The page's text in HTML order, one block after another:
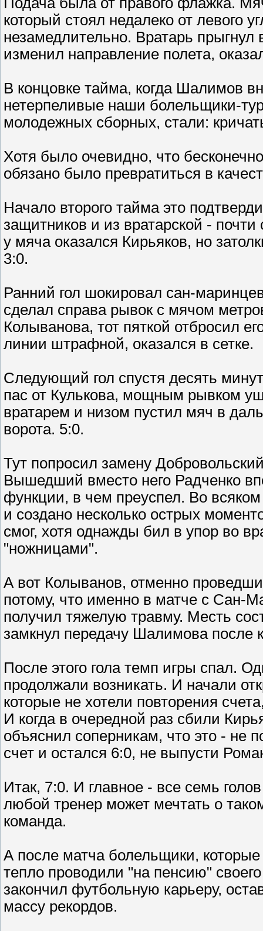
который стоял недалеко от левого
незамедлительно. Вратарь
изменил направление полета,
В концовке тайма, когда Шалимов
нетерпеливые наши болельщики-
молодежных сборных, стали:
Хотя было очевидно, что
обязано было превратиться в
Начало второго тайма это
защитников и из вратарской -
у мяча оказался Кирьяков, но
3:0.
Ранний гол шокировал сан-
сделал справа рывок с мячом
Колыванова, тот пяткой отбросил
линии штрафной, оказался в сетке.
Следующий гол спустя десять
пас от Кулькова, мощным рывком
вратарем и низом пустил мяч в
ворота. 5:0.
Тут попросил замену
Вышедший вместо него Радченко
функции, в чем преуспел. Во
и создано несколько острых
смог, хотя однажды бил в упор во
"ножницами".
А вот Колыванов, отменно
потому, что именно в матче с Сан-
получил тяжелую травму. Месть
замкнул передачу Шалимова после
После этого гола темп игры спал.
продолжали возникать. И начали
которые не хотели повторения
И когда в очередной раз сбили
объяснил соперникам, что это - не
счет и остался 6:0, не выпусти
Итак, 7:0. И главное - все семь
любой тренер может мечтать о
команда.
А после матча болельщики,
тепло проводили "на пенсию"
закончил футбольную карьеру,
массу рекордов.